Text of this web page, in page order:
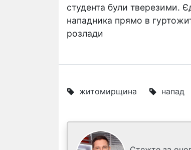
студента були тверезими.
нападника прямо в
розлади
житомирщина напад